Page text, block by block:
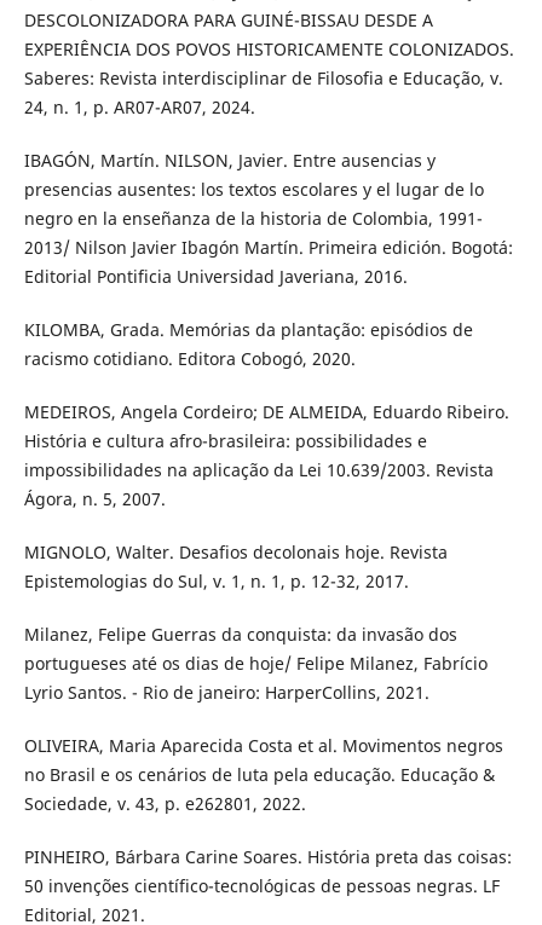
DESCOLONIZADORA PARA GUINÉ-BISSAU DESDE A
EXPERIÊNCIA DOS POVOS HISTORICAMENTE COLONIZADOS.
Saberes: Revista interdisciplinar de Filosofia e Educação, v.
24, n. 1, p. AR07-AR07, 2024.
IBAGÓN, Martín. NILSON, Javier. Entre ausencias y
presencias ausentes: los textos escolares y el lugar de lo
negro en la enseñanza de la historia de Colombia, 1991-
2013/ Nilson Javier Ibagón Martín. Primeira edición. Bogotá:
Editorial Pontificia Universidad Javeriana, 2016.
KILOMBA, Grada. Memórias da plantação: episódios de
racismo cotidiano. Editora Cobogó, 2020.
MEDEIROS, Angela Cordeiro; DE ALMEIDA, Eduardo Ribeiro.
História e cultura afro-brasileira: possibilidades e
impossibilidades na aplicação da Lei 10.639/2003. Revista
Ágora, n. 5, 2007.
MIGNOLO, Walter. Desafios decolonais hoje. Revista
Epistemologias do Sul, v. 1, n. 1, p. 12-32, 2017.
Milanez, Felipe Guerras da conquista: da invasão dos
portugueses até os dias de hoje/ Felipe Milanez, Fabrício
Lyrio Santos. - Rio de janeiro: HarperCollins, 2021.
OLIVEIRA, Maria Aparecida Costa et al. Movimentos negros
no Brasil e os cenários de luta pela educação. Educação &
Sociedade, v. 43, p. e262801, 2022.
PINHEIRO, Bárbara Carine Soares. História preta das coisas:
50 invenções científico-tecnológicas de pessoas negras. LF
Editorial, 2021.